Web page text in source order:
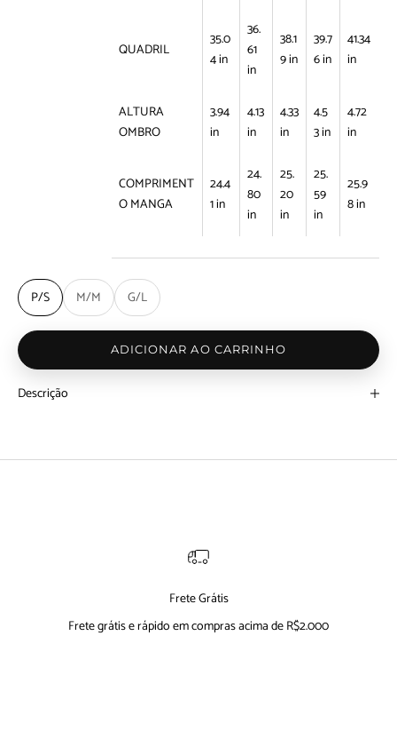
QUADRIL
35.0
4 in
36.
61
in
38.1
9 in
39.7
6 in
41.34
in
ALTURA
OMBRO
3.94
in
4.13
in
4.33
in
4.5
3 in
4.72
in
COMPRIMENT
O MANGA
24.4
1 in
24.
80
in
25.
20
in
25.
59
in
25.9
8 in
P/S M/M G/L
ADICIONAR AO CARRINHO
Descrição
Frete Grátis
Frete grátis e rápido em compras acima de R$2.000